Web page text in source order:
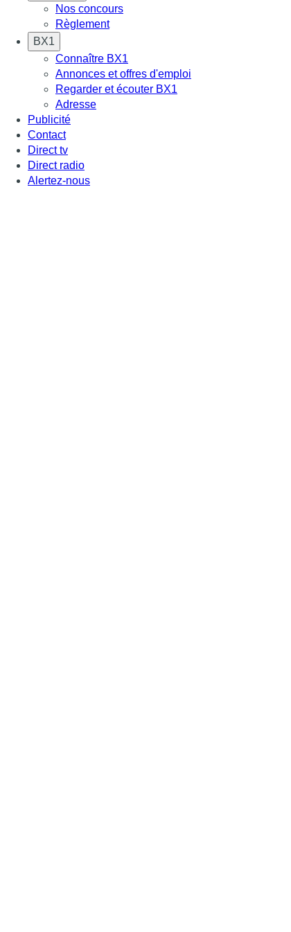
Nos concours
Règlement
BX1
Connaître BX1
Annonces et offres d'emploi
Regarder et écouter BX1
Adresse
Publicité
Contact
Direct tv
Direct radio
Alertez-nous